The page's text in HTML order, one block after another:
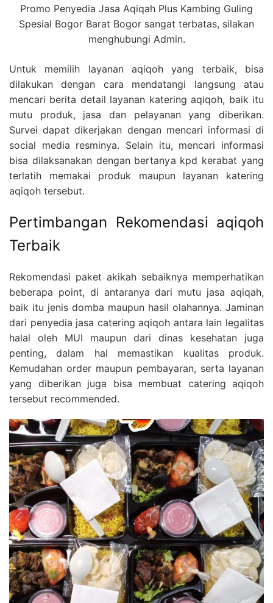
Promo Penyedia Jasa Aqiqah Plus Kambing Guling
Spesial Bogor Barat Bogor sangat terbatas, silakan
menghubungi Admin.
Untuk memilih layanan aqiqoh yang terbaik, bisa
dilakukan dengan cara mendatangi langsung atau
mencari berita detail layanan katering aqiqoh, baik itu
mutu produk, jasa dan pelayanan yang diberikan.
Survei dapat dikerjakan dengan mencari informasi di
social media resminya. Selain itu, mencari informasi
bisa dilaksanakan dengan bertanya kpd kerabat yang
terlatih memakai produk maupun layanan katering
aqiqoh tersebut.
Pertimbangan Rekomendasi aqiqoh
Terbaik
Rekomendasi paket akikah sebaiknya memperhatikan
beberapa point, di antaranya dari mutu jasa aqiqah,
baik itu jenis domba maupun hasil olahannya. Jaminan
dari penyedia jasa catering aqiqoh antara lain legalitas
halal oleh MUI maupun dari dinas kesehatan juga
penting, dalam hal memastikan kualitas produk.
Kemudahan order maupun pembayaran, serta layanan
yang diberikan juga bisa membuat catering aqiqoh
tersebut recommended.